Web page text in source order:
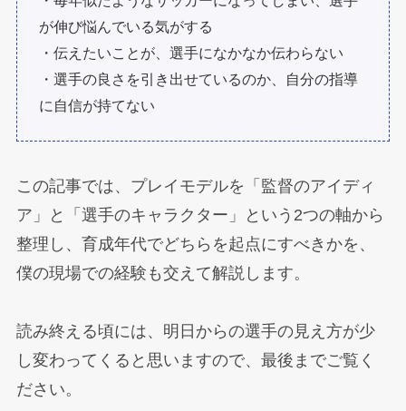
が伸び悩んでいる気がする
・伝えたいことが、選手になかなか伝わらない
・選手の良さを引き出せているのか、自分の指導
に自信が持てない
この記事では、プレイモデルを「監督のアイディ
ア」と「選手のキャラクター」という2つの軸から
整理し、育成年代でどちらを起点にすべきかを、
僕の現場での経験も交えて解説します。
読み終える頃には、明日からの選手の見え方が少
し変わってくると思いますので、最後までご覧く
ださい。